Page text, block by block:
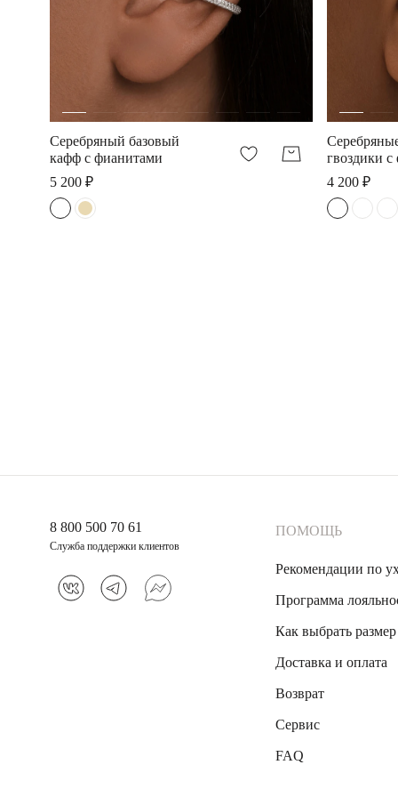
Серебряный базовый
кафф с фианитами
5 200 ₽
гвоздики
3мм
4 200 ₽
8 800 500 70 61
Служба поддержки клиентов
ПОМОЩЬ
Рекомендации по
Программа
Как выбрать размер
Доставка и оплата
Возврат
Сервис
FAQ